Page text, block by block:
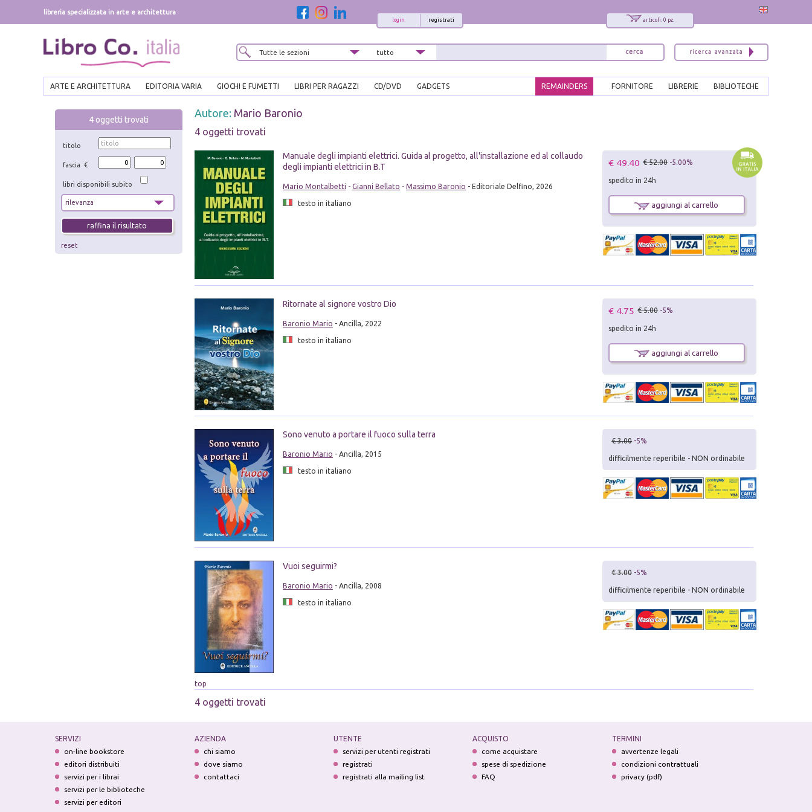
libreria specializzata in arte e architettura
articoli: 0 pz.
registrati
login
ARTE E ARCHITETTURA EDITORIA VARIA GIOCHI E FUMETTI LIBRI PER RAGAZZI CD/DVD GADGETS BIBLIOTECHE
LIBRERIE
FORNITORE
REMAINDERS
4 oggetti trovati
titolo
fascia €
libri disponibili subito
reset
Autore: Mario Baronio
4 oggetti trovati
Manuale degli impianti elettrici. Guida al progetto, all'installazione ed al collaudo
degli impianti elettrici in B.T
Mario Montalbetti - Gianni Bellato - Massimo Baronio - Editoriale Delfino, 2026
testo in italiano
€ 49.40 € 52.00 -5.00%
spedito in 24h
aggiungi al carrello
Ritornate al signore vostro Dio
Baronio Mario - Ancilla, 2022
testo in italiano
€ 4.75 € 5.00 -5%
spedito in 24h
aggiungi al carrello
Sono venuto a portare il fuoco sulla terra
Baronio Mario - Ancilla, 2015
testo in italiano
€ 3.00 -5%
difficilmente reperibile - NON ordinabile
Vuoi seguirmi?
Baronio Mario - Ancilla, 2008
testo in italiano
€ 3.00 -5%
difficilmente reperibile - NON ordinabile
top
4 oggetti trovati
SERVIZI
on-line bookstore
editori distribuiti
servizi per i librai
servizi per le biblioteche
servizi per editori
AZIENDA
chi siamo
dove siamo
contattaci
UTENTE
servizi per utenti registrati
registrati
registrati alla mailing list
ACQUISTO
come acquistare
spese di spedizione
FAQ
TERMINI
avvertenze legali
condizioni contrattuali
privacy (pdf)